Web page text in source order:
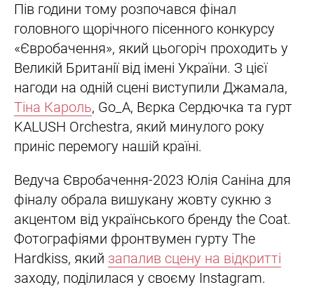
Пів години тому розпочався фінал
головного щорічного пісенного конкурсу
«Євробачення», який цьогоріч проходить у
Великій Британії від імені України. З цієї
нагоди на одній сцені виступили Джамала,
Тіна Кароль, Go_A, Вєрка Сердючка та гурт
KALUSH Orchestra, який минулого року
приніс перемогу нашій країні.
Ведуча Євробачення-2023 Юлія Саніна для
фіналу обрала вишукану жовту сукню з
акцентом від українського бренду the Coat.
Фотографіями фронтвумен гурту The
Hardkiss, який запалив сцену на відкритті
заходу, поділилася у своєму Instagram.